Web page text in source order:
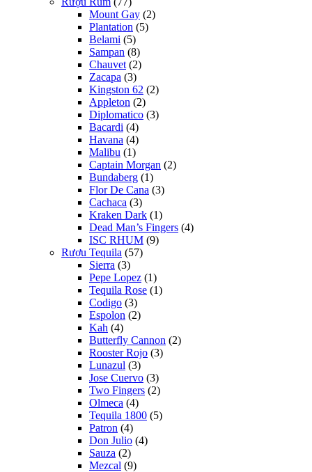
Mount Gay (2)
Plantation (5)
Belami (5)
Sampan (8)
Chauvet (2)
Zacapa (3)
Kingston 62 (2)
Appleton (2)
Diplomatico (3)
Bacardi (4)
Havana (4)
Malibu (1)
Captain Morgan (2)
Bundaberg (1)
Flor De Cana (3)
Cachaca (3)
Kraken Dark (1)
Dead Man’s Fingers (4)
ISC RHUM (9)
Rượu Tequila (57)
Sierra (3)
Pepe Lopez (1)
Tequila Rose (1)
Codigo (3)
Espolon (2)
Kah (4)
Butterfly Cannon (2)
Rooster Rojo (3)
Lunazul (3)
Jose Cuervo (3)
Two Fingers (2)
Olmeca (4)
Tequila 1800 (5)
Patron (4)
Don Julio (4)
Sauza (2)
Mezcal (9)